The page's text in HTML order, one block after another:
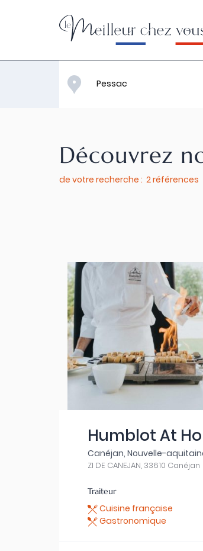
Découvrez
de votre recherche : 2 références
Humblot At
Canéjan, Nouvelle-
ZI DE CANEJAN, 33610 Canéjan
Traiteur
Cuisine française
Gastronomique